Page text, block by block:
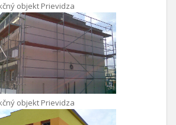
objekt Prievidza
objekt Prievidza